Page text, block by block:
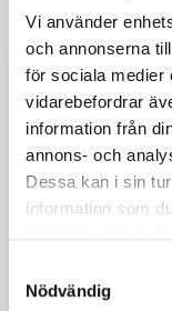
Vi använder
och annonserna
för sociala medier
vidarebefordrar
information från
annons- och
Dessa kan i sin
information som
Nödvändig